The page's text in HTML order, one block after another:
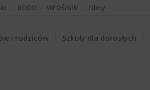
RODO WFOŚiGW Filmy
i rodziców Szkoły dla dorosłych